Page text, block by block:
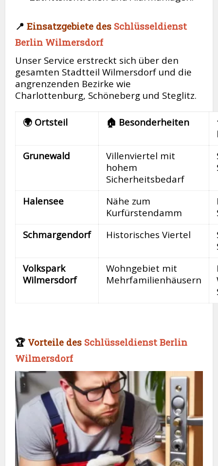
📍Einsatzgebiete des Schlüsseldienst
Berlin Wilmersdorf
Unser Service erstreckt sich über den
gesamten Stadtteil Wilmersdorf und die
angrenzenden Bezirke wie
Charlottenburg, Schöneberg und Steglitz.
🌍 Ortsteil 🏠 Besonderheiten
Grunewald
Villenviertel mit
hohem
Sicherheitsbedarf
Halensee
Nähe zum
Kurfürstendamm
Schmargendorf
Historisches Viertel
Volkspark
Wilmersdorf
Wohngebiet mit
Mehrfamilienhäusern
🏆 Vorteile des Schlüsseldienst Berlin
Wilmersdorf